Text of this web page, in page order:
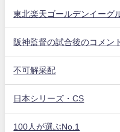
東北楽天ゴールデンイーグ
阪神監督の試合後のコメン
不可解采配
日本シリーズ・CS
100人が選ぶNo.1